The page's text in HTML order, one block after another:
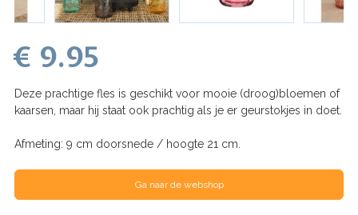
€ 9.95
Deze prachtige fles is geschikt voor mooie (droog)bloemen of
kaarsen, maar hij staat ook prachtig als je er geurstokjes in doet.
Afmeting: 9 cm doorsnede / hoogte 21 cm.
Ga naar de webshop